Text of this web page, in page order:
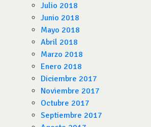
Julio 2018
Junio 2018
Mayo 2018
Abril 2018
Marzo 2018
Enero 2018
Diciembre 2017
Noviembre 2017
Octubre 2017
Septiembre 2017